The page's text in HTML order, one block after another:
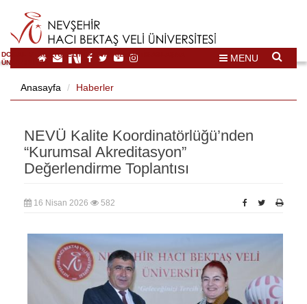
DOĞAL VE KÜLTÜREL MİRAS TURİZMİ İHTİSASLAŞMA
ÜNİVERSİTESİ
MENU
Anasayfa Haberler
NEVÜ Kalite Koordinatörlüğü’nden
“Kurumsal Akreditasyon”
Değerlendirme Toplantısı
16 Nisan 2026 582